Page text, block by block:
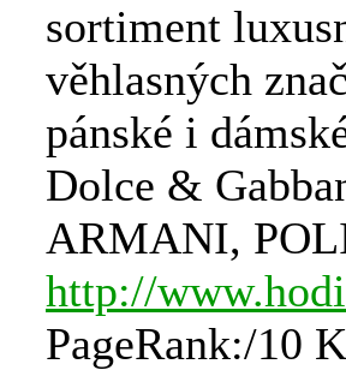
sortiment
věhlasných
pánské i
Dolce &
ARMANI,
http://
PageRank:/10